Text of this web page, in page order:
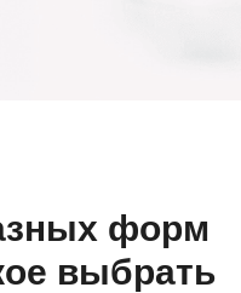
форм
выбрать